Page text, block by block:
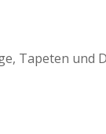
Tapeten und